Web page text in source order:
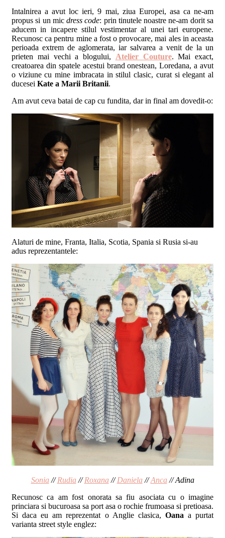
Intalnirea a avut loc ieri, 9 mai, ziua Europei, asa ca ne-am
propus si un micdress code: prin tinutele noastre ne-am dorit sa
aducem in incapere stilul vestimentar al unei tari europene.
Recunosc ca pentru mine a fost o provocare, mai ales in aceasta
perioada extrem de aglomerata, iar salvarea a venit de la un
prieten mai vechi a blogului, Atelier Couture. Mai exact,
creatoarea din spatele acestui brand onestean, Loredana, a avut
o viziune cu mine imbracata in stilul clasic, curat si elegant al
ducesei Kate a Marii Britanii.
Am avut ceva batai de cap cu fundita, dar in final am dovedit-o:
Alaturi de mine, Franta, Italia, Scotia, Spania si Rusia si-au
adus reprezentantele:
Sonia//Rudia//Roxana//Daniela//Anca// Adina
Recunosc ca am fost onorata sa fiu asociata cu o imagine
princiara si bucuroasa sa port asa o rochie frumoasa si pretioasa.
Si daca eu am reprezentat o Anglie clasica, Oana a purtat
varianta street style englez: